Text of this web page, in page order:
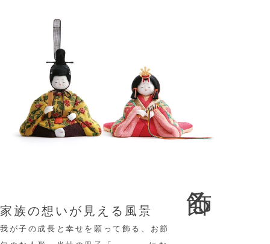
飾る
家族の想いが見える風景
我が子の成長と幸せを願って飾る、お節